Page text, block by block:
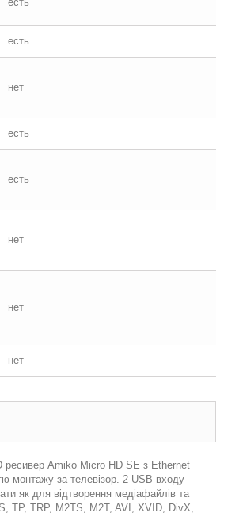
есть
нет
есть
есть
нет
нет
нет
ресивер Amiko Micro HD SE з Ethernet
монтажу за телевізор. 2 USB входу
як для відтворення медіафайлів та
TP, TRP, M2TS, M2T, AVI, XVID, DivX,